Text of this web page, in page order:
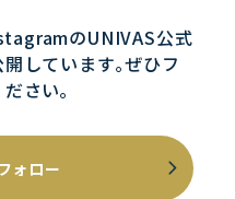
のUNIVAS公式
しています｡ぜひフ
さい｡
ォロー